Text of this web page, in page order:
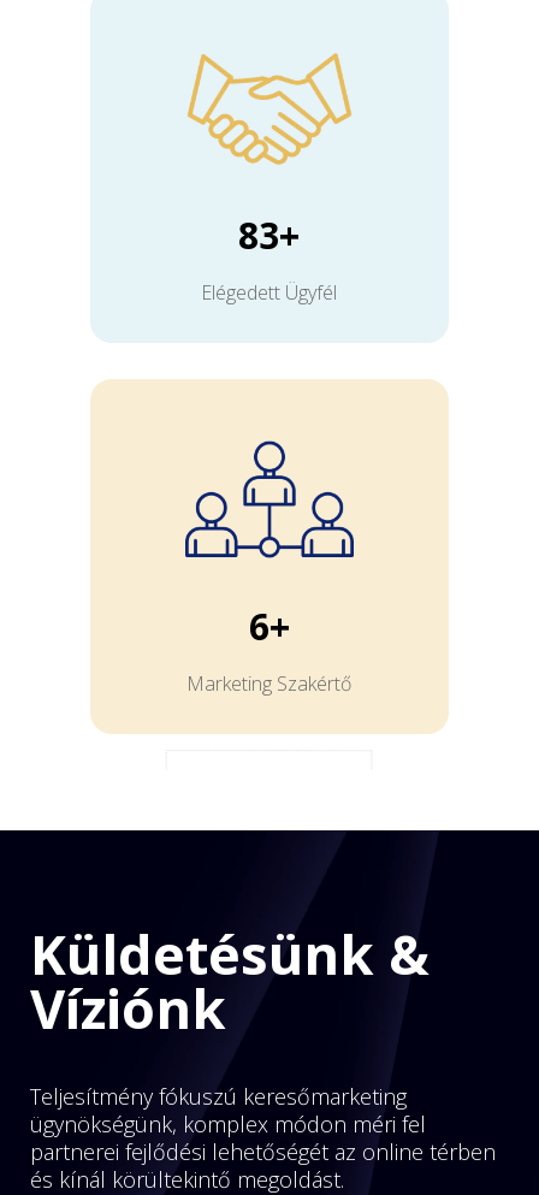
83+
Elégedett Ügyfél
6+
Marketing Szakértő
Küldetésünk &
Víziónk
Teljesítmény fókuszú keresőmarketing
ügynökségünk, komplex módon méri fel
partnerei fejlődési lehetőségét az online térben
és kínál körültekintő megoldást.